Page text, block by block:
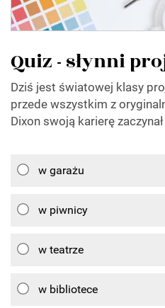
Quiz - słynni
Dziś jest światowej klasy
przede wszystkim z
Dixon swoją karierę
w garażu
w piwnicy
w teatrze
w bibliotece